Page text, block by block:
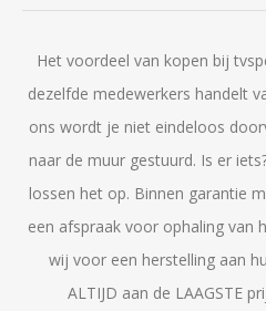
Het voordeel van kopen bij
dezelfde medewerkers handelt
ons wordt je niet eindeloos
naar de muur gestuurd. Is er
lossen het op. Binnen garantie
een afspraak voor ophaling van
wij voor een herstelling aan
ALTIJD aan de LAAGSTE